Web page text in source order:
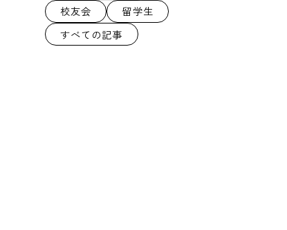
校友会
留学生
すべての記事